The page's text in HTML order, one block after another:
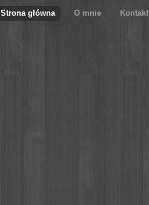
Strona główna O mnie Kontakt